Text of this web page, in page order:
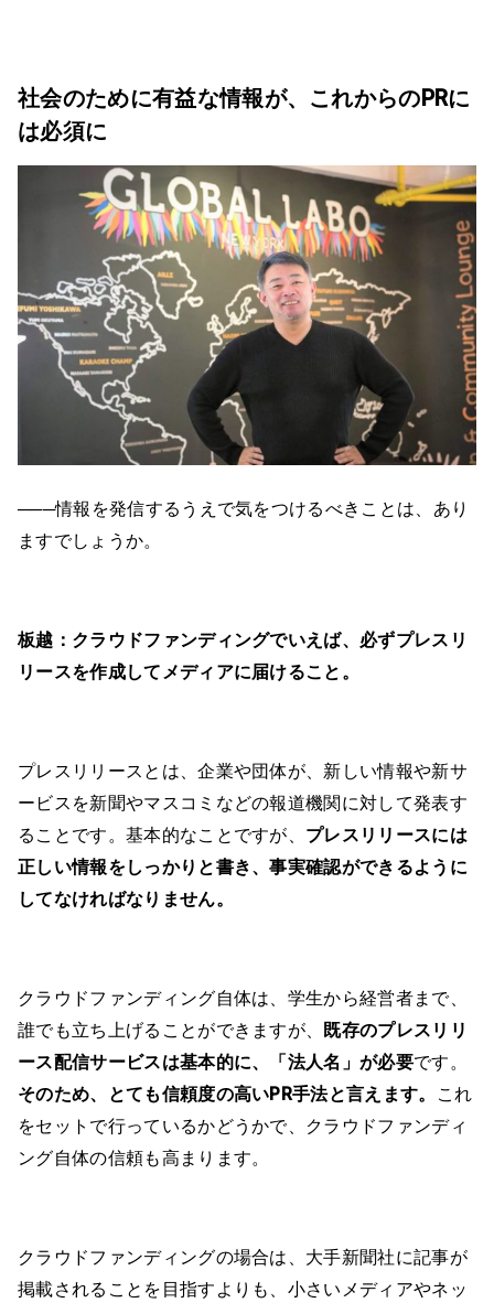
社会のために有益な情報が、これからのPRに
は必須に
───情報を発信するうえで気をつけるべきことは、あり
ますでしょうか。
板越： クラウドファンディングでいえば、必ずプレスリ
リースを作成してメディアに届けること。
プレスリリースとは、企業や団体が、新しい情報や新サ
ービスを新聞やマスコミなどの報道機関に対して発表す
ることです。基本的なことですが、 プレスリリースには
正しい情報をしっかりと書き、事実確認ができるように
してなければなりません。
クラウドファンディング自体は、学生から経営者まで、
誰でも立ち上げることができますが、 既存のプレスリリ
ース配信サービスは基本的に、「法人名」が必要です。
そのため、とても信頼度の高いPR手法と言えます。
これ
をセットで行っているかどうかで、クラウドファンディ
ング自体の信頼も高まります。
クラウドファンディングの場合は、大手新聞社に記事が
掲載されることを目指すよりも、小さいメディアやネッ